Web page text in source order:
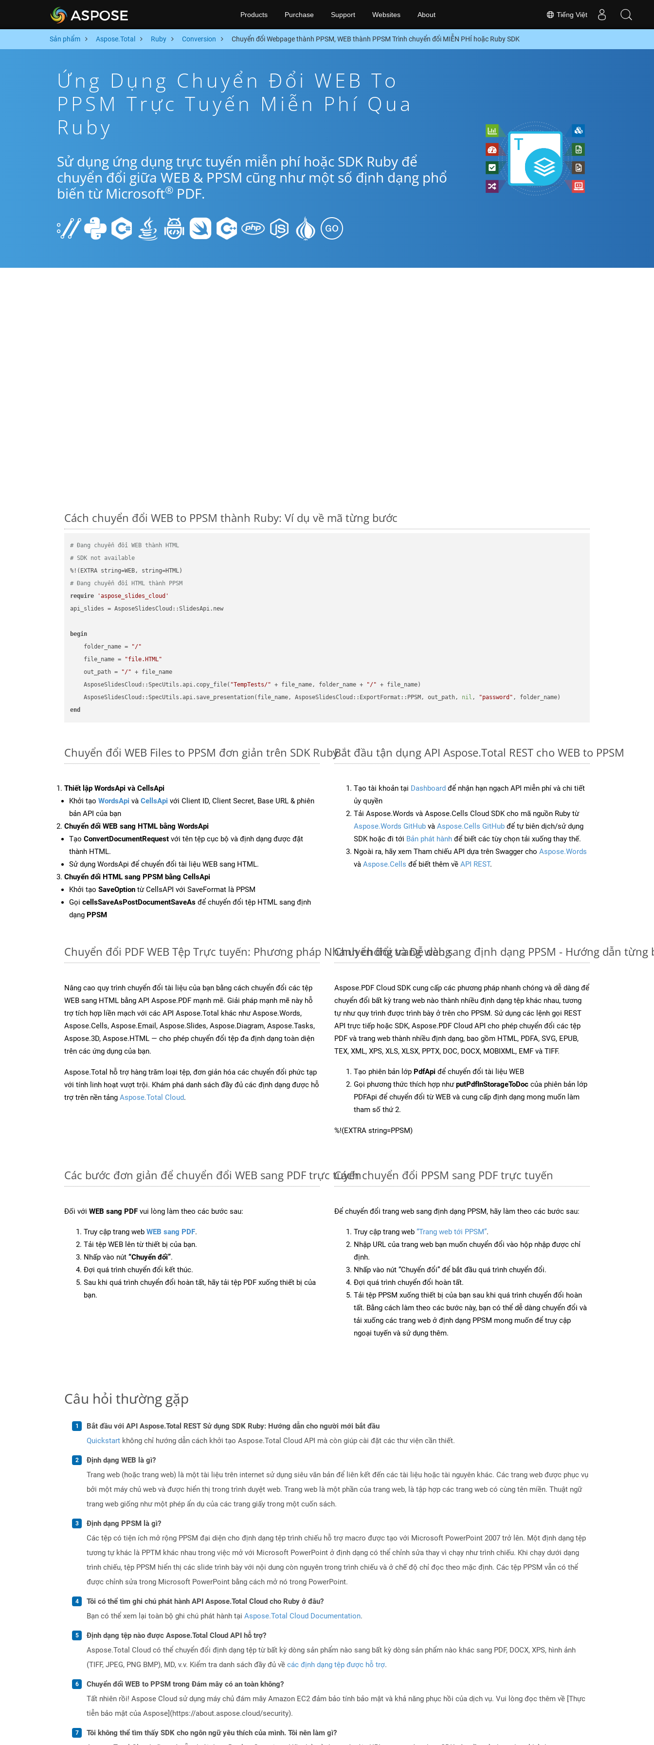
Tiếng Việt
Products Purchase Support Websites About
Sản phẩm Aspose.Total Ruby Conversion Chuyển đổi Webpage thành PPSM, WEB thành PPSM Trình chuyển đổi MIỄN PHÍ hoặc Ruby SDK
Ứng Dụng Chuyển Đổi WEB To
PPSM Trực Tuyến Miễn Phí Qua
Ruby
Sử dụng ứng dụng trực tuyến miễn phí hoặc SDK Ruby để
chuyển đổi giữa WEB & PPSM cũng như một số định dạng phổ
biến từ Microsoft® PDF.
Cách chuyển đổi WEB to PPSM thành Ruby: Ví dụ về mã từng bước
# Đang chuyển đổi WEB thành HTML
# SDK not available
# Đang chuyển đổi HTML thành PPSM
require
'aspose_slides_cloud'
api_slides = AsposeSlidesCloud::SlidesApi.new
begin
    folder_name =
"/"
    file_name =
"file.HTML"
    out_path =
"/" + file_name
    AsposeSlidesCloud::SpecUtils.api.copy_file(
"TempTests/" + file_name, folder_name + "/" + file_name)
    AsposeSlidesCloud::SpecUtils.api.save_presentation(file_name, AsposeSlidesCloud::ExportFormat::PPSM, out_path,
nil , "password"
end
Chuyển đổi WEB Files to PPSM đơn giản trên SDK Ruby
Thiết lập WordsApi và CellsApi
Khởi tạo WordsApi và CellsApi với Client ID, Client Secret, Base URL & phiên
bản API của bạn
Chuyển đổi WEB sang HTML bằng WordsApi
Tạo ConvertDocumentRequest với tên tệp cục bộ và định dạng được đặt
thành HTML.
Sử dụng WordsApi để chuyển đổi tài liệu WEB sang HTML.
Chuyển đổi HTML sang PPSM bằng CellsApi
Khởi tạo SaveOption từ CellsAPI với SaveFormat là PPSM
Gọi cellsSaveAsPostDocumentSaveAs để chuyển đổi tệp HTML sang định
dạng PPSM
Bắt đầu tận dụng API Aspose.Total REST cho WEB to PPSM
Tạo tài khoản tại Dashboard để nhận hạn ngạch API miễn phí và chi tiết
ủy quyền
Tải Aspose.Words và Aspose.Cells Cloud SDK cho mã nguồn Ruby từ
Aspose.Words GitHub và Aspose.Cells GitHub để tự biên dịch/sử dụng
SDK hoặc đi tới Bản phát hành để biết các tùy chọn tải xuống thay thế.
Ngoài ra, hãy xem Tham chiếu API dựa trên Swagger cho Aspose.Words
và Aspose.Cells để biết thêm về API REST.
Chuyển đổi PDF WEB Tệp Trực tuyến: Phương pháp Nhanh chóng và Dễ dàng
Nâng cao quy trình chuyển đổi tài liệu của bạn bằng cách chuyển đổi các tệp
WEB sang HTML bằng API Aspose.PDF mạnh mẽ. Giải pháp mạnh mẽ này hỗ
trợ tích hợp liền mạch với các API Aspose.Total khác như Aspose.Words,
Aspose.Cells, Aspose.Email, Aspose.Slides, Aspose.Diagram, Aspose.Tasks,
Aspose.3D, Aspose.HTML — cho phép chuyển đổi tệp đa định dạng toàn diện
trên các ứng dụng của bạn.
Aspose.Total hỗ trợ hàng trăm loại tệp, đơn giản hóa các chuyển đổi phức tạp
với tính linh hoạt vượt trội. Khám phá danh sách đầy đủ các định dạng được hỗ
trợ trên nền tảng Aspose.Total Cloud.
Chuyển đổi trang web sang định dạng PPSM - Hướng dẫn từng
Aspose.PDF Cloud SDK cung cấp các phương pháp nhanh chóng và dễ dàng để
chuyển đổi bất kỳ trang web nào thành nhiều định dạng tệp khác nhau, tương
tự như quy trình được trình bày ở trên cho PPSM. Sử dụng các lệnh gọi REST
API trực tiếp hoặc SDK, Aspose.PDF Cloud API cho phép chuyển đổi các tệp
PDF và trang web thành nhiều định dạng, bao gồm HTML, PDFA, SVG, EPUB,
TEX, XML, XPS, XLS, XLSX, PPTX, DOC, DOCX, MOBIXML, EMF và TIFF.
Tạo phiên bản lớp PdfApi để chuyển đổi tài liệu WEB
Gọi phương thức thích hợp nhưputPdfInStorageToDoc của phiên bản lớp
PDFApi để chuyển đổi từ WEB và cung cấp định dạng mong muốn làm
tham số thứ 2.
%!(EXTRA string=PPSM)
Các bước đơn giản để chuyển đổi WEB sang PDF trực tuyến
Đối với WEB sang PDF vui lòng làm theo các bước sau:
Truy cập trang web WEB sang PDF.
Tải tệp WEB lên từ thiết bị của bạn.
Nhấp vào nút “Chuyển đổi”.
Đợi quá trình chuyển đổi kết thúc.
Sau khi quá trình chuyển đổi hoàn tất, hãy tải tệp PDF xuống thiết bị của
bạn.
Cách chuyển đổi PPSM sang PDF trực tuyến
Để chuyển đổi trang web sang định dạng PPSM, hãy làm theo các bước sau:
Truy cập trang web “Trang web tới PPSM”.
Nhập URL của trang web bạn muốn chuyển đổi vào hộp nhập được chỉ
định.
Nhấp vào nút “Chuyển đổi” để bắt đầu quá trình chuyển đổi.
Đợi quá trình chuyển đổi hoàn tất.
Tải tệp PPSM xuống thiết bị của bạn sau khi quá trình chuyển đổi hoàn
tất. Bằng cách làm theo các bước này, bạn có thể dễ dàng chuyển đổi và
tải xuống các trang web ở định dạng PPSM mong muốn để truy cập
ngoại tuyến và sử dụng thêm.
Câu hỏi thường gặp
Bắt đầu với API Aspose.Total REST Sử dụng SDK Ruby: Hướng dẫn cho người mới bắt đầu
Quickstart không chỉ hướng dẫn cách khởi tạo Aspose.Total Cloud API mà còn giúp cài đặt các thư viện cần thiết.
Định dạng WEB là gì?
Trang web (hoặc trang web) là một tài liệu trên internet sử dụng siêu văn bản để liên kết đến các tài liệu hoặc tài nguyên khác. Các trang web được phục vụ
bởi một máy chủ web và được hiển thị trong trình duyệt web. Trang web là một phần của trang web, là tập hợp các trang web có cùng tên miền. Thuật ngữ
trang web giống như một phép ẩn dụ của các trang giấy trong một cuốn sách.
Định dạng PPSM là gì?
Các tệp có tiện ích mở rộng PPSM đại diện cho định dạng tệp trình chiếu hỗ trợ macro được tạo với Microsoft PowerPoint 2007 trở lên. Một định dạng tệp
tương tự khác là PPTM khác nhau trong việc mở với Microsoft PowerPoint ở định dạng có thể chỉnh sửa thay vì chạy như trình chiếu. Khi chạy dưới dạng
trình chiếu, tệp PPSM hiển thị các slide trình bày với nội dung còn nguyên trong trình chiếu và ở chế độ chỉ đọc theo mặc định. Các tệp PPSM vẫn có thể
được chỉnh sửa trong Microsoft PowerPoint bằng cách mở nó trong PowerPoint.
Tôi có thể tìm ghi chú phát hành API Aspose.Total Cloud cho Ruby ở đâu?
Bạn có thể xem lại toàn bộ ghi chú phát hành tại Aspose.Total Cloud Documentation.
Định dạng tệp nào được Aspose.Total Cloud API hỗ trợ?
Aspose.Total Cloud có thể chuyển đổi định dạng tệp từ bất kỳ dòng sản phẩm nào sang bất kỳ dòng sản phẩm nào khác sang PDF, DOCX, XPS, hình ảnh
(TIFF, JPEG, PNG BMP), MD, v.v. Kiểm tra danh sách đầy đủ về các định dạng tệp được hỗ trợ.
Chuyển đổi WEB to PPSM trong Đám mây có an toàn không?
Tất nhiên rồi! Aspose Cloud sử dụng máy chủ đám mây Amazon EC2 đảm bảo tính bảo mật và khả năng phục hồi của dịch vụ. Vui lòng đọc thêm về [Thực
tiễn bảo mật của Aspose](https://about.aspose.cloud/security).
Tôi không thể tìm thấy SDK cho ngôn ngữ yêu thích của mình. Tôi nên làm gì?